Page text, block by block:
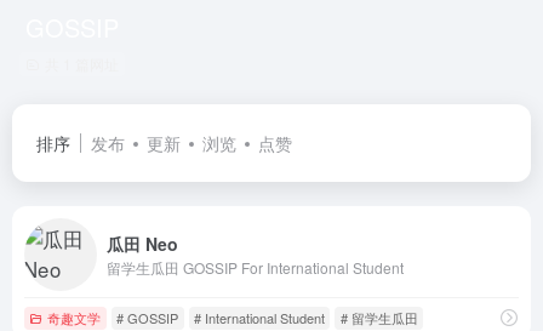
排序 发布 更新 浏览 点赞
瓜田 Neo
留学生瓜田 GOSSIP For International Student
奇趣文学 # GOSSIP # International Student # 留学生瓜田